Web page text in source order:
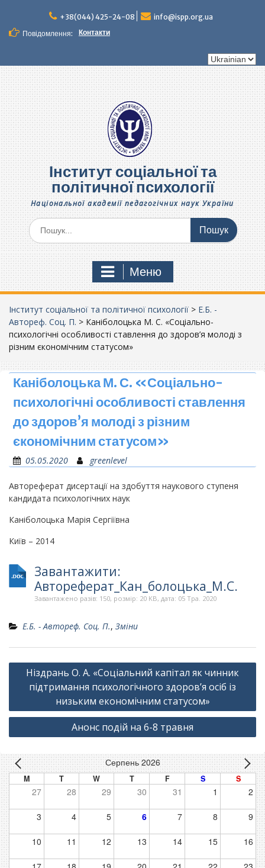
вмісту
+38(044) 425-24-08
info@ispp.org.ua
Повідомлення:
Контакти
Вибрати
Інститут соціальної та
політичної психології
Національної академії педагогічних наук України
Шукати:
Меню
Інститут соціальної та політичної психології > Е.Б. -
Автореф. Соц. П. > Каніболоцька М. С. «Соціально-
психологічні особливості ставлення до здоров’я молоді з
різним єкономічним статусом»
Каніболоцька М. С. «Соціально-
психологічні особливості ставлення
до здоров’я молоді з різним
єкономічним статусом»
05.05.2020 greenlevel
Автореферат дисертації на здобуття наукового ступеня
кандидата психологічних наук
Каніболоцька Марія Сергіївна
Київ – 2014
Завантажити:
Автореферат_Кан_болоцька_М.С.
Завантажено разів: 150, розмір: 20 KB, дата: 05 Тра. 2020
Е.Б. - Автореф. Соц. П., Зміни
Навігація
записів
Ніздрань О. А. «Соціальний капітал як чинник
підтримання психологічного здоров’я осіб із
низьким економічним статусом»
Анонс подій на 6-8 травня
Серпень 2026
M T W T F S S
27 28 29 30 31 1 2
3 4 5 6 7 8 9
10 11 12 13 14 15 16